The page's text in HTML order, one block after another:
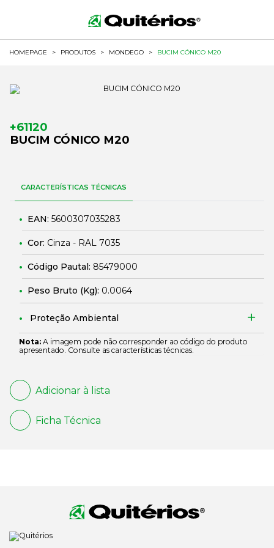
HOMEPAGE > PRODUTOS > MONDEGO > BUCIM CÓNICO M20
+61120
BUCIM CÓNICO M20
CARACTERÍSTICAS TÉCNICAS
EAN: 5600307035283
Cor: Cinza - RAL 7035
Código Pautal: 85479000
Peso Bruto (Kg): 0.0064
Proteção Ambiental
Nota: A imagem pode não corresponder ao código do produto
apresentado. Consulte as características técnicas.
Adicionar à lista
Ficha Técnica